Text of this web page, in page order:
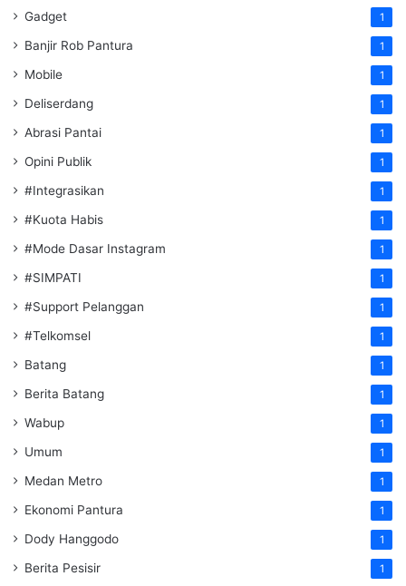
Gadget 1
Banjir Rob Pantura 1
Mobile 1
Deliserdang 1
Abrasi Pantai 1
Opini Publik 1
#Integrasikan 1
#Kuota Habis 1
#Mode Dasar Instagram 1
#SIMPATI 1
#Support Pelanggan 1
#Telkomsel 1
Batang 1
Berita Batang 1
Wabup 1
Umum 1
Medan Metro 1
Ekonomi Pantura 1
Dody Hanggodo 1
Berita Pesisir 1